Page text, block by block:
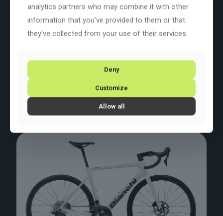
Ähnliche
Produkte
analytics partners who may combine it with other
information that you’ve provided to them or that
they’ve collected from your use of their services.
Deny
Customize
Allow all